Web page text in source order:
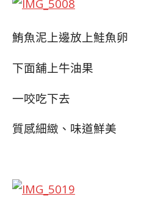
鮪魚泥上邊放上鮭魚卵
下面舖上牛油果
一咬吃下去
質感細緻、味道鮮美